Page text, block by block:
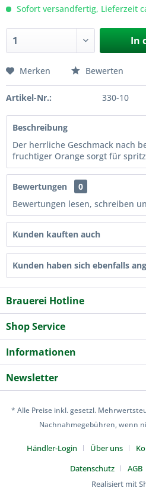
Sofort versandfertig, Lieferzeit
In
Merken Bewerten
Artikel-Nr.: 330-10
Beschreibung
Der herrliche Geschmack nach
fruchtiger Orange sorgt für
Bewertungen
0
Bewertungen lesen, schreiben
Kunden kauften auch
Kunden haben sich ebenfalls
Brauerei Hotline
Shop Service
Informationen
Newsletter
* Alle Preise inkl. gesetzl.
Nachnahmegebühren, wenn
Händler-Login Über uns
Datenschutz
AGB
Realisiert mit